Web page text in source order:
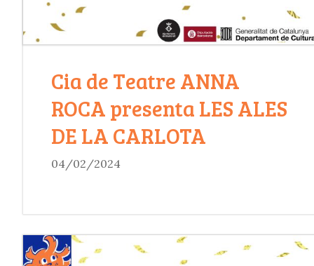
Cia de Teatre ANNA
ROCA presenta LES ALES
DE LA CARLOTA
04/02/2024